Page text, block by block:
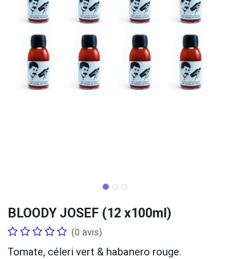
BLOODY JOSEF (12 x100ml)
(0 avis)
Tomate, céleri vert & habanero rouge.